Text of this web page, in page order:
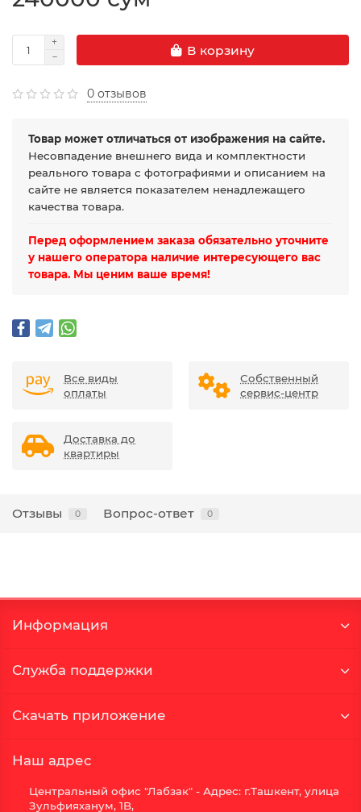
В корзину
0 отзывов
Товар может отличаться от изображения на сайте.
Несовпадение внешнего вида и комплектности
реального товара с фотографиями и описанием на
сайте не является показателем ненадлежащего
качества товара.
Перед оформлением заказа обязательно уточните
у нашего оператора наличие интересующего вас
товара. Мы ценим ваше время!
Все виды
оплаты
Собственный
сервис-центр
Доставка до
квартиры
Отзывы 0 Вопрос-ответ 0
Информация
Служба поддержки
Скачать приложение
Наш адрес
Центральный офис "Лабзак" - Адрес: г.Ташкент, улица
Зульфияханум, 1B,